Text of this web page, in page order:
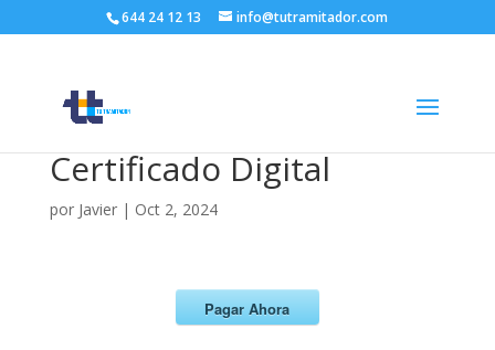
644 24 12 13 info@tutramitador.com
Certificado Digital
por Javier| Oct 2, 2024
Pagar Ahora